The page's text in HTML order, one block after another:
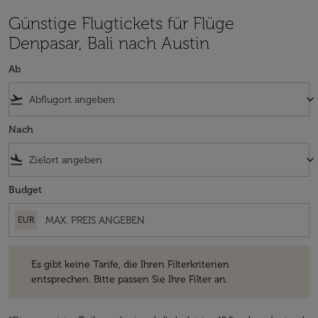
Günstige Flugtickets für Flüge
Denpasar, Bali nach Austin
Ab
flight_takeoff keyboard_arrow_down
Nach
flight_land keyboard_arrow_down
Budget
EUR
Es gibt keine Tarife, die Ihren Filterkriterien
entsprechen. Bitte passen Sie Ihre Filter an.